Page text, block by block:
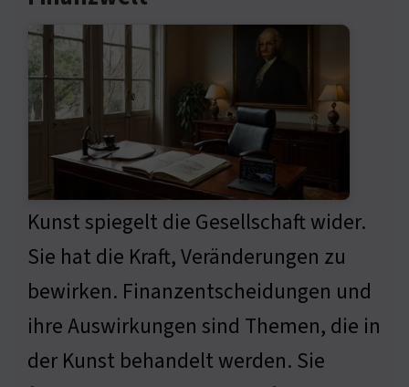
Kunst spiegelt die Gesellschaft wider.
Sie hat die Kraft, Veränderungen zu
bewirken. Finanzentscheidungen und
ihre Auswirkungen sind Themen, die in
der Kunst behandelt werden. Sie